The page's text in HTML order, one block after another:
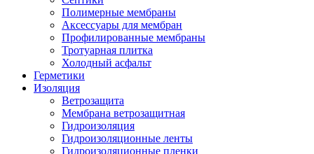
Полимерные мембраны
Аксессуары для мембран
Профилированные мембраны
Тротуарная плитка
Холодный асфальт
Герметики
Изоляция
Ветрозащита
Мембрана ветрозащитная
Гидроизоляция
Гидроизоляционные ленты
Гидроизоляционные пленки